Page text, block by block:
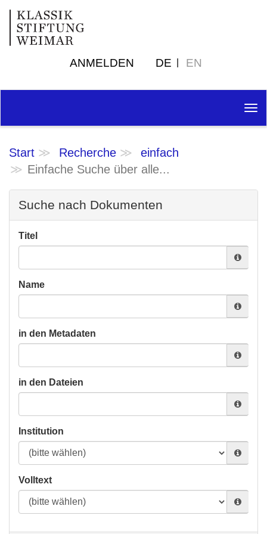
ANMELDEN DE EN
Start Recherche
einfach
Einfache Suche über alle...
Suche nach Dokumenten
Titel
Name
in den Metadaten
in den Dateien
Institution
Volltext